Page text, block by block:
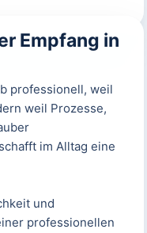
Empfang in
professionell, weil
weil Prozesse,
im Alltag eine
und
professionellen